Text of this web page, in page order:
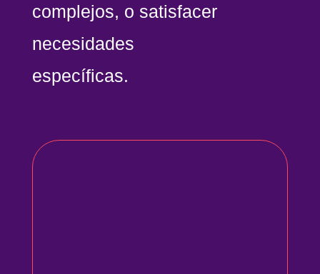
complejos, o satisfacer
necesidades
específicas.